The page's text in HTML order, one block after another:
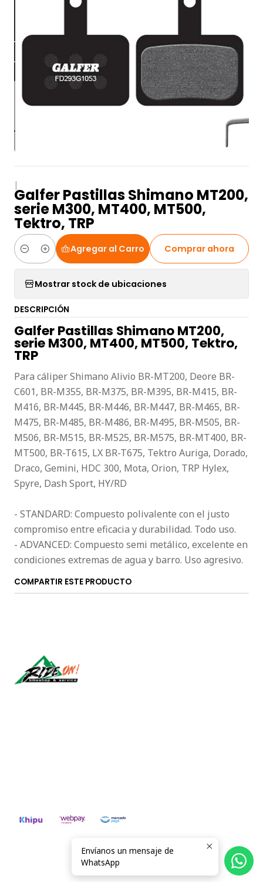
|
Galfer Pastillas Shimano MT200,
serie M300, MT400, MT500,
Tektro, TRP
Cantidad
Agregar al Carro Comprar ahora
Mostrar stock de ubicaciones
DESCRIPCIÓN
Galfer Pastillas Shimano MT200,
serie M300, MT400, MT500, Tektro,
TRP
Para cáliper Shimano Alivio BR-MT200, Deore BR-
C601, BR-M355, BR-M375, BR-M395, BR-M415, BR-
M416, BR-M445, BR-M446, BR-M447, BR-M465, BR-
M475, BR-M485, BR-M486, BR-M495, BR-M505, BR-
M506, BR-M515, BR-M525, BR-M575, BR-MT400, BR-
MT500, BR-T615, LX BR-T675, Tektro Auriga, Dorado,
Draco, Gemini, HDC 300, Mota, Orion, TRP Hylex,
Spyre, Dash Sport, HY/RD
- STANDARD: Compuesto polivalente con el justo
compromiso entre eficacia y durabilidad. Todo uso.
- ADVANCED: Compuesto semi metálico, excelente en
condiciones extremas de agua y barro. Uso agresivo.
COMPARTIR ESTE PRODUCTO
Todos los derechos reservados.
Desarrollado por Jumpseller.
Envíanos un mensaje de
WhatsApp